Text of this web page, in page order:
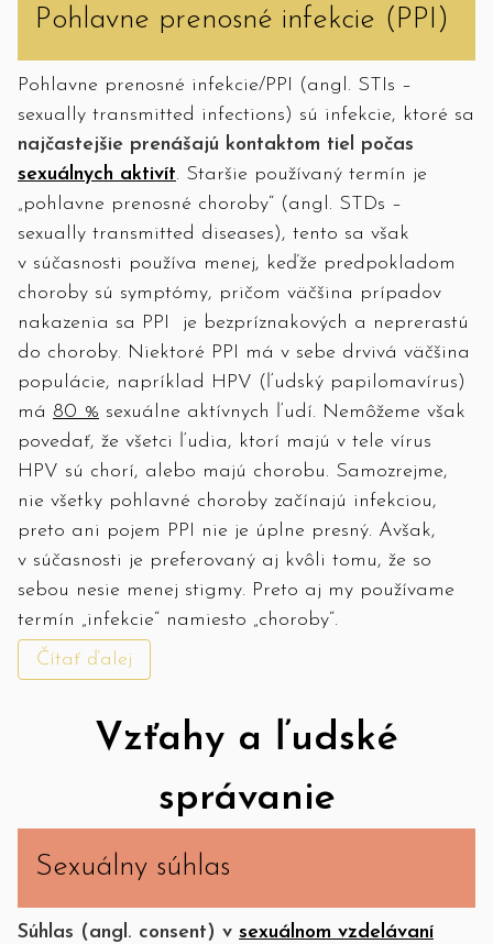
Pohlavne prenosné infekcie (PPI)
Pohlavne prenosné infekcie/PPI (angl. STIs –
sexually transmitted infections) sú infekcie, ktoré sa
najčastejšie prenášajú kontaktom tiel počas
sexuálnych aktivít. Staršie používaný termín je
„pohlavne prenosné choroby“ (angl. STDs –
sexually transmitted diseases), tento sa však
v súčasnosti používa menej, keďže predpokladom
choroby sú symptómy, pričom väčšina prípadov
nakazenia sa PPI je bezpríznakových a neprerastú
do choroby. Niektoré PPI má v sebe drvivá väčšina
populácie, napríklad HPV (ľudský papilomavírus)
má 80 % sexuálne aktívnych ľudí. Nemôžeme však
povedať, že všetci ľudia, ktorí majú v tele vírus
HPV sú chorí, alebo majú chorobu. Samozrejme,
nie všetky pohlavné choroby začínajú infekciou,
preto ani pojem PPI nie je úplne presný. Avšak,
v súčasnosti je preferovaný aj kvôli tomu, že so
sebou nesie menej stigmy. Preto aj my používame
termín „infekcie“ namiesto „choroby“.
Čítať ďalej
Vzťahy a ľudské
správanie
Sexuálny súhlas
Súhlas (angl. consent) v sexuálnom vzdelávaní